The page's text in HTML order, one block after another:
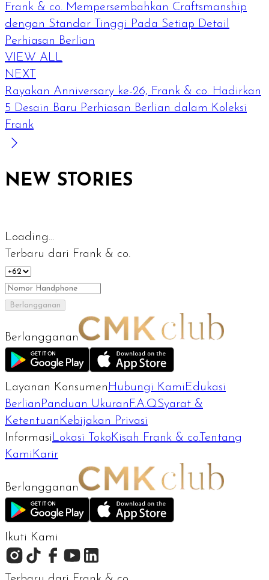
Frank & co. Mempersembahkan Craftsmanship
dengan Standar Tinggi Pada Setiap Detail
Perhiasan Berlian
VIEW ALL
NEXT
Rayakan Anniversary ke-26, Frank & co. Hadirkan
5 Desain Baru Perhiasan Berlian dalam Koleksi
Frank
NEW STORIES
Loading...
Terbaru dari Frank & co.
Berlangganan
Berlangganan
Layanan Konsumen Hubungi Kami Edukasi
Berlian Panduan Ukuran F.A.QSyarat &
Ketentuan Kebijakan Privasi
Informasi Lokasi Toko Kisah Frank & co.Tentang
Kami Karir
Berlangganan
Ikuti Kami